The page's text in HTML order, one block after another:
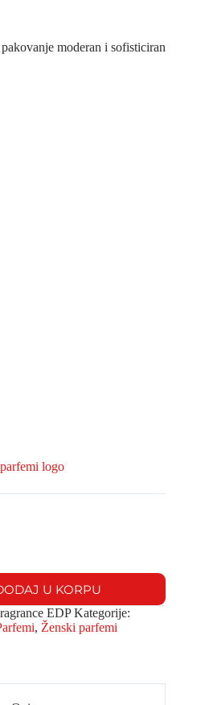
U KORPU
EDP Kategorije:
, Ženski parfemi